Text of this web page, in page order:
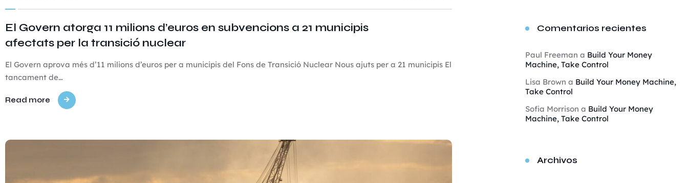
El Govern atorga 11 milions d’euros en subvencions a 21 municipis
afectats per la transició nuclear
El Govern aprova més d’11 milions d’euros per a municipis del Fons de Transició Nuclear Nous ajuts per a 21 municipis El
tancament de…
Read more
Comentarios recientes
Paul Freeman a Build Your Money
Machine, Take Control
Lisa Brown a Build Your Money Machine,
Take Control
Sofia Morrison a Build Your Money
Machine, Take Control
Archivos